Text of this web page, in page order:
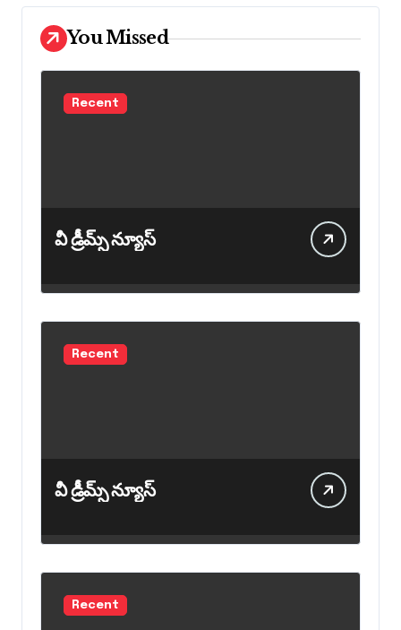
You Missed
Recent
వీ డ్రీమ్స్ న్యూస్
Recent
వీ డ్రీమ్స్ న్యూస్
Recent